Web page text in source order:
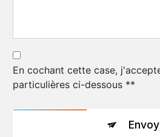
En cochant cette case,
particulières ci-dessous **